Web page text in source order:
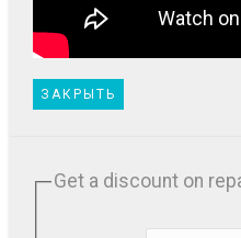
ЗАКРЫТЬ
Get a discount on